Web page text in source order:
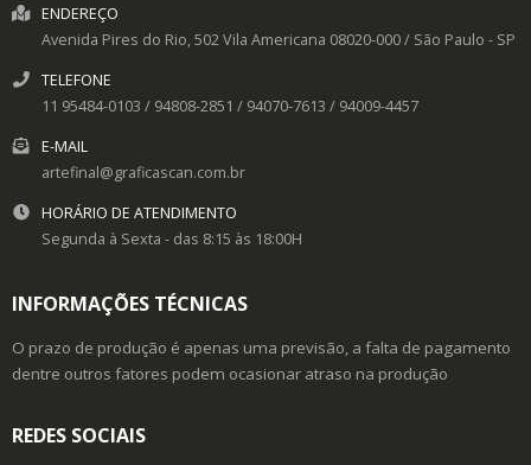
ENDEREÇO
Avenida Pires do Rio, 502Vila Americana 08020-000/ São Paulo - SP
TELEFONE
11 95484-0103 / 94808-2851 / 94070-7613 / 94009-4457
E-MAIL
artefinal@graficascan.com.br
HORÁRIO DE ATENDIMENTO
Segunda à Sexta - das 8:15 às 18:00H
INFORMAÇÕES TÉCNICAS
O prazo de produção é apenas uma previsão, a falta de pagamento
dentre outros fatores podem ocasionar atraso na produção
REDES SOCIAIS